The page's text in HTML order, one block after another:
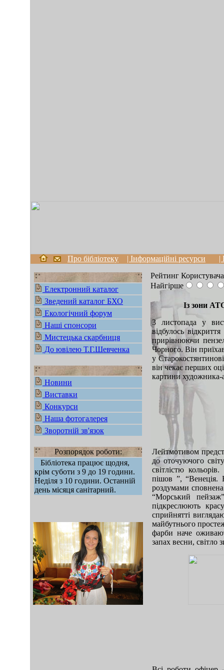
Про бібліотеку | Інформаційні ресурси |
Електронний каталог
Зведений каталог БХО
Екологічний форум
Наші спонсори
Мистецька скарбниця
До ювілею Т.Г.Шевченка
Новини
Виставки
Конкурси
Наша фотогалерея
Зворотній зв'язок
Розпорядок роботи:
Бібліотека працює щодня,
крім суботи з 9 до 19 години.
Неділя з 10 години. Останній
день місяця санітарний.
mod sb vertikal
Рейтинг
Найгірше
Із зони
3 листопада у
відбулось
прирівнюючи
Чорного. Він
у
він чекає перших
картини художника-
Лейтмотивом
до оточуючого
світлістю
пішов ”, “Венеція.
роздумами
“Морський
підкреслюють
сприйнятті
майбутнього
фарби наче
запах весни, світло